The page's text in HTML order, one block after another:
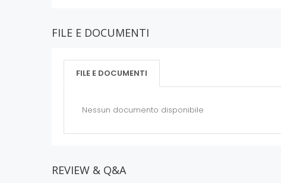
FILE E DOCUMENTI
FILE E DOCUMENTI
Nessun documento disponibile
REVIEW & Q&A